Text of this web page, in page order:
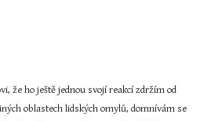
že ho ještě jednou svojí reakcí zdržím od
oblastech lidských omylů, domnívám se